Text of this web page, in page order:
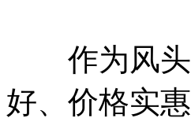
作为风头
好、价格实